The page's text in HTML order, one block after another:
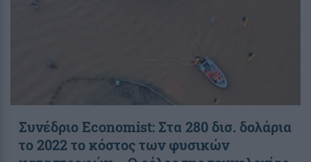
Συνέδριο Economist: Στα 280 δισ. δολάρια
το 2022 το κόστος των φυσικών